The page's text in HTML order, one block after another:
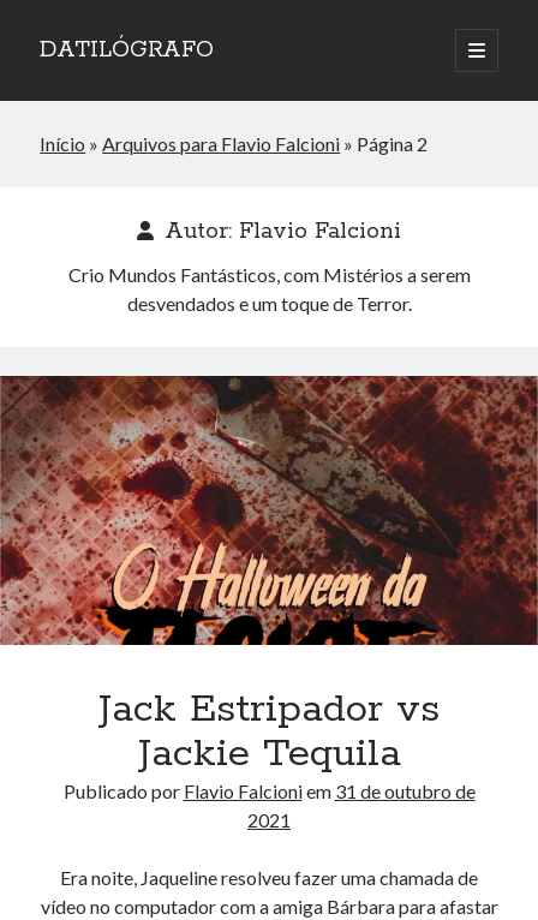
DATILÓGRAFO
abrir
o
Início »Arquivos para Flavio Falcioni » Página 2
Autor: Flavio Falcioni
Crio Mundos Fantásticos, com Mistérios a serem
desvendados e um toque de Terror.
Jack Estripador vs
Jackie Tequila
Publicado por Flavio Falcioniem 31 de outubro de
2021
Era noite, Jaqueline resolveu fazer uma chamada de
vídeo no computador com a amiga Bárbara para afastar